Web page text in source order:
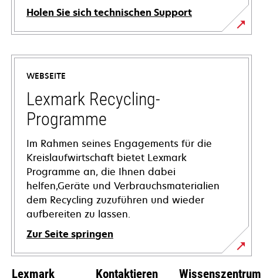
Holen Sie sich technischen Support
wird
in
neuen
Registerkarte
geöffnet
WEBSEITE
Lexmark Recycling-
Programme
Im Rahmen seines Engagements für die
Kreislaufwirtschaft bietet Lexmark
Programme an, die Ihnen dabei
helfen,Geräte und Verbrauchsmaterialien
dem Recycling zuzuführen und wieder
aufbereiten zu lassen.
Zur Seite springen
Lexmark Kontaktieren Wissenszentrum